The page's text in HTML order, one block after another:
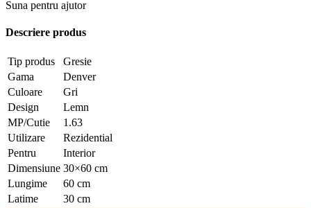
Suna pentru ajutor
Descriere produs
Tip produs
Gresie
Gama
Denver
Culoare
Gri
Design
Lemn
MP/Cutie
1.63
Utilizare
Rezidential
Pentru
Interior
Dimensiune 30×60 cm
Lungime
60 cm
Latime
30 cm